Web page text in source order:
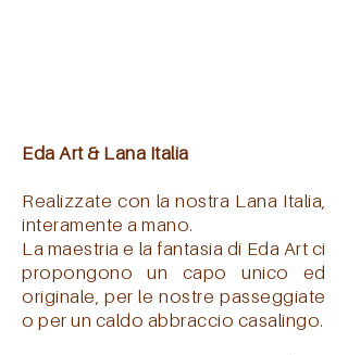
Eda Art & Lana Italia
Realizzate con la nostra Lana Italia,
interamente a mano.
La maestria e la fantasia di Eda Art ci
propongono un capo unico ed
originale, per le nostre passeggiate
o per un caldo abbraccio casalingo.